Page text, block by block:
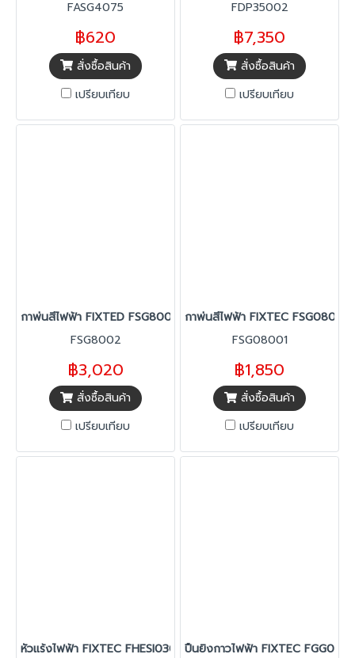
FASG4075
฿620
สั่งซื้อสินค้า
เปรียบเทียบ
FDP35002
฿7,350
สั่งซื้อสินค้า
เปรียบเทียบ
กาพ่นสีไฟฟ้า FIXTED FSG8002
FSG8002
฿3,020
สั่งซื้อสินค้า
เปรียบเทียบ
กาพ่นสีไฟฟ้า FIXTEC FSG08001
FSG08001
฿1,850
สั่งซื้อสินค้า
เปรียบเทียบ
หัวแร้งไฟฟ้า FIXTEC FHESI030
ปืนยิงกาวไฟฟ้า FIXTEC